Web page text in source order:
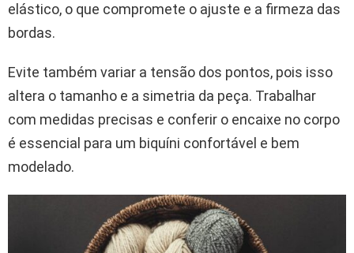
elástico, o que compromete o ajuste e a firmeza das
bordas.
Evite também variar a tensão dos pontos, pois isso
altera o tamanho e a simetria da peça. Trabalhar
com medidas precisas e conferir o encaixe no corpo
é essencial para um biquíni confortável e bem
modelado.